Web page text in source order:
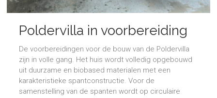
Poldervilla in voorbereiding
De voorbereidingen voor de bouw van de Poldervilla
zijn in volle gang. Het huis wordt volledig opgebouwd
uit duurzame en biobased materialen met een
karakteristieke spantconstructie. Voor de
samenstelling van de spanten wordt op circulaire